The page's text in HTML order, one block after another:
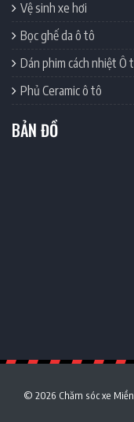
Vệ sinh xe hơi
Bọc ghế da ô tô
Dán phim cách nhiệt Ô
Phủ Ceramic ô tô
BẢN ĐỒ
© 2026 Chăm sóc xe